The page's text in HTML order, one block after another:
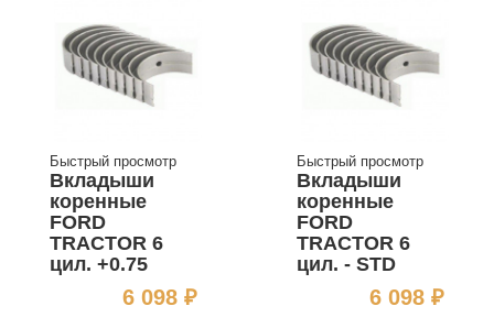
Быстрый просмотр
Вкладыши
коренные
FORD
TRACTOR 6
цил. +0.75
6 098 ₽Цена
Быстрый просмотр
Вкладыши
коренные
FORD
TRACTOR 6
цил. - STD
6 098 ₽